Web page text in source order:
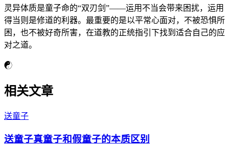
灵异体质是童子命的“双刃剑”——运用不当会带来困扰，运用
得当则是修道的利器。最重要的是以平常心面对，不被恐惧所
困，也不被好奇所害，在道教的正统指引下找到适合自己的应
对之道。
☯
相关文章
送童子
送童子真童子和假童子的本质区别